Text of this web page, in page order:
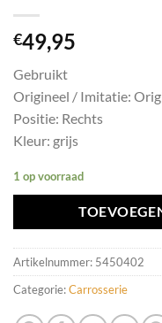
€49,95
Gebruikt
Origineel / Imitatie:
Positie: Rechts
Kleur: grijs
1 op voorraad
Artikelnummer: 5450402
Categorie:Carrosserie